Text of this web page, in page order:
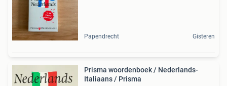
Papendrecht Gisteren
Prisma woordenboek / Nederlands-
Italiaans / Prisma